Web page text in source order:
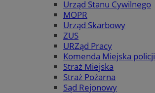
Urząd Stanu Cywilnego
MOPR
Urząd Skarbowy
ZUS
URZąd Pracy
Komenda Miejska policji
Straż Miejska
Straż Pożarna
Sąd Rejonowy